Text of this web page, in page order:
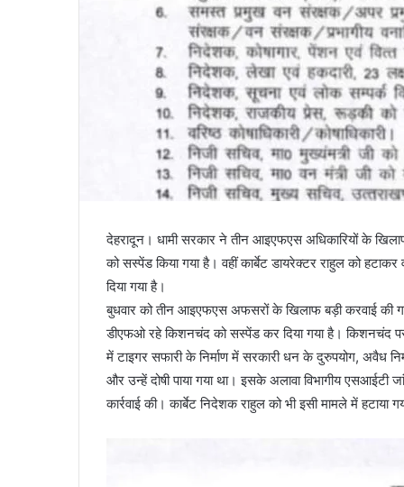
देहरादून। धामी सरकार ने तीन आइएफएस अधिकारियों के
को सस्पेंड किया गया है। वहीं कार्बेट डायरेक्टर राहुल को
दिया गया है।
बुधवार को तीन आइएफएस अफसरों के खिलाफ बड़ी करवाई की
डीएफओ रहे किशनचंद को सस्पेंड कर दिया गया है। किशनचंद
में टाइगर सफारी के निर्माण में सरकारी धन के दुरुपयोग, अवैध
और उन्हें दोषी पाया गया था। इसके अलावा विभागीय एसआईटी
कार्रवाई की। कार्बेट निदेशक राहुल को भी इसी मामले में